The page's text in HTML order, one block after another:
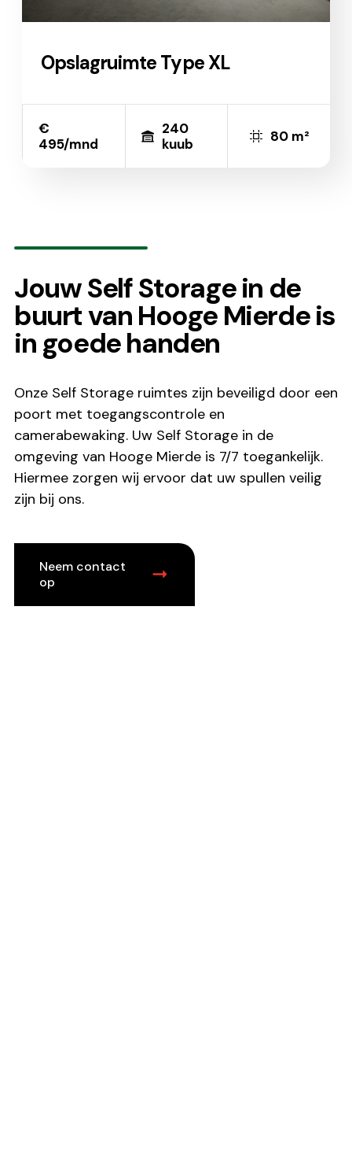
Opslagruimte Type XL
€
495/mnd
240
kuub
80 m²
Jouw Self Storage in de
buurt van Hooge Mierde is
in goede handen
Onze Self Storage ruimtes zijn beveiligd door een
poort met toegangscontrole en
camerabewaking. Uw Self Storage in de
omgeving van Hooge Mierde is 7/7 toegankelijk.
Hiermee zorgen wij ervoor dat uw spullen veilig
zijn bij ons.
Neem contact
op